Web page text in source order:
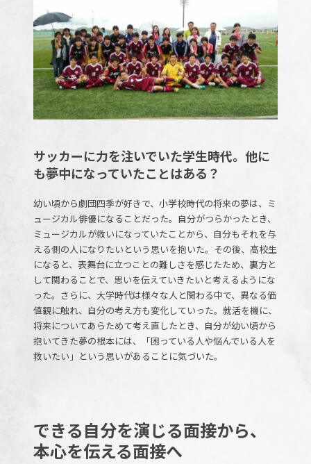
サッカーに力を注いでいた学生時代。他に
も夢中になっていたことはある？
幼い頃から劇団四季が好きで、小学校時代の将来の夢は、ミ
ュージカル俳優になることだった。自分がつらかったとき、
ミュージカルが救いになっていたことから、自分もそれを与
える側の人になりたいという思いを抱いた。その後、高校生
になると、表舞台に立つことの難しさを感じたため、裏方と
して関わることで、思いを伝えていきたいと考えるようにな
った。さらに、大学時代は様々な人と関わる中で、異なる価
値観に触れ、自分の考え方も変化していった。就活を機に、
将来についてあらためて考え直したとき、自分が幼い頃から
抱いてきた夢の根本には、「困っている人や悩んでいる人を
救いたい」という思いがあることに気づいた。
できる自分を演じる面接から、
本心を伝える面接へ